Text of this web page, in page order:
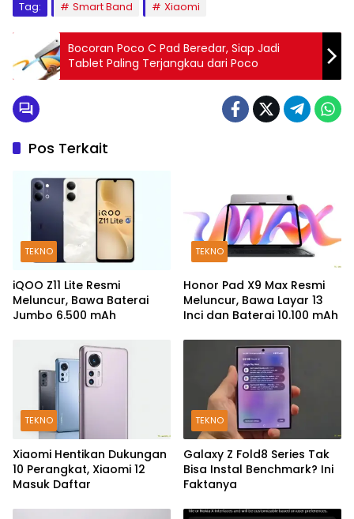
Tag: Smart Band Xiaomi
Bocoran Poco C Pad Beredar, Siap Jadi
Tablet Paling Terjangkau dari Poco
Pos Terkait
TEKNO
iQOO Z11 Lite Resmi
Meluncur, Bawa Baterai
Jumbo 6.500 mAh
TEKNO
Honor Pad X9 Max Resmi
Meluncur, Bawa Layar 13
Inci dan Baterai 10.100 mAh
TEKNO
Xiaomi Hentikan Dukungan
10 Perangkat, Xiaomi 12
Masuk Daftar
TEKNO
Galaxy Z Fold8 Series Tak
Bisa Instal Benchmark? Ini
Faktanya